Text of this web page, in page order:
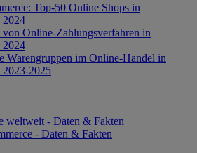
Top-50 Online Shops in
2024
Online-Zahlungsverfahren in
2024
Warengruppen im Online-Handel in
2023-2025
weltweit - Daten & Fakten
- Daten & Fakten